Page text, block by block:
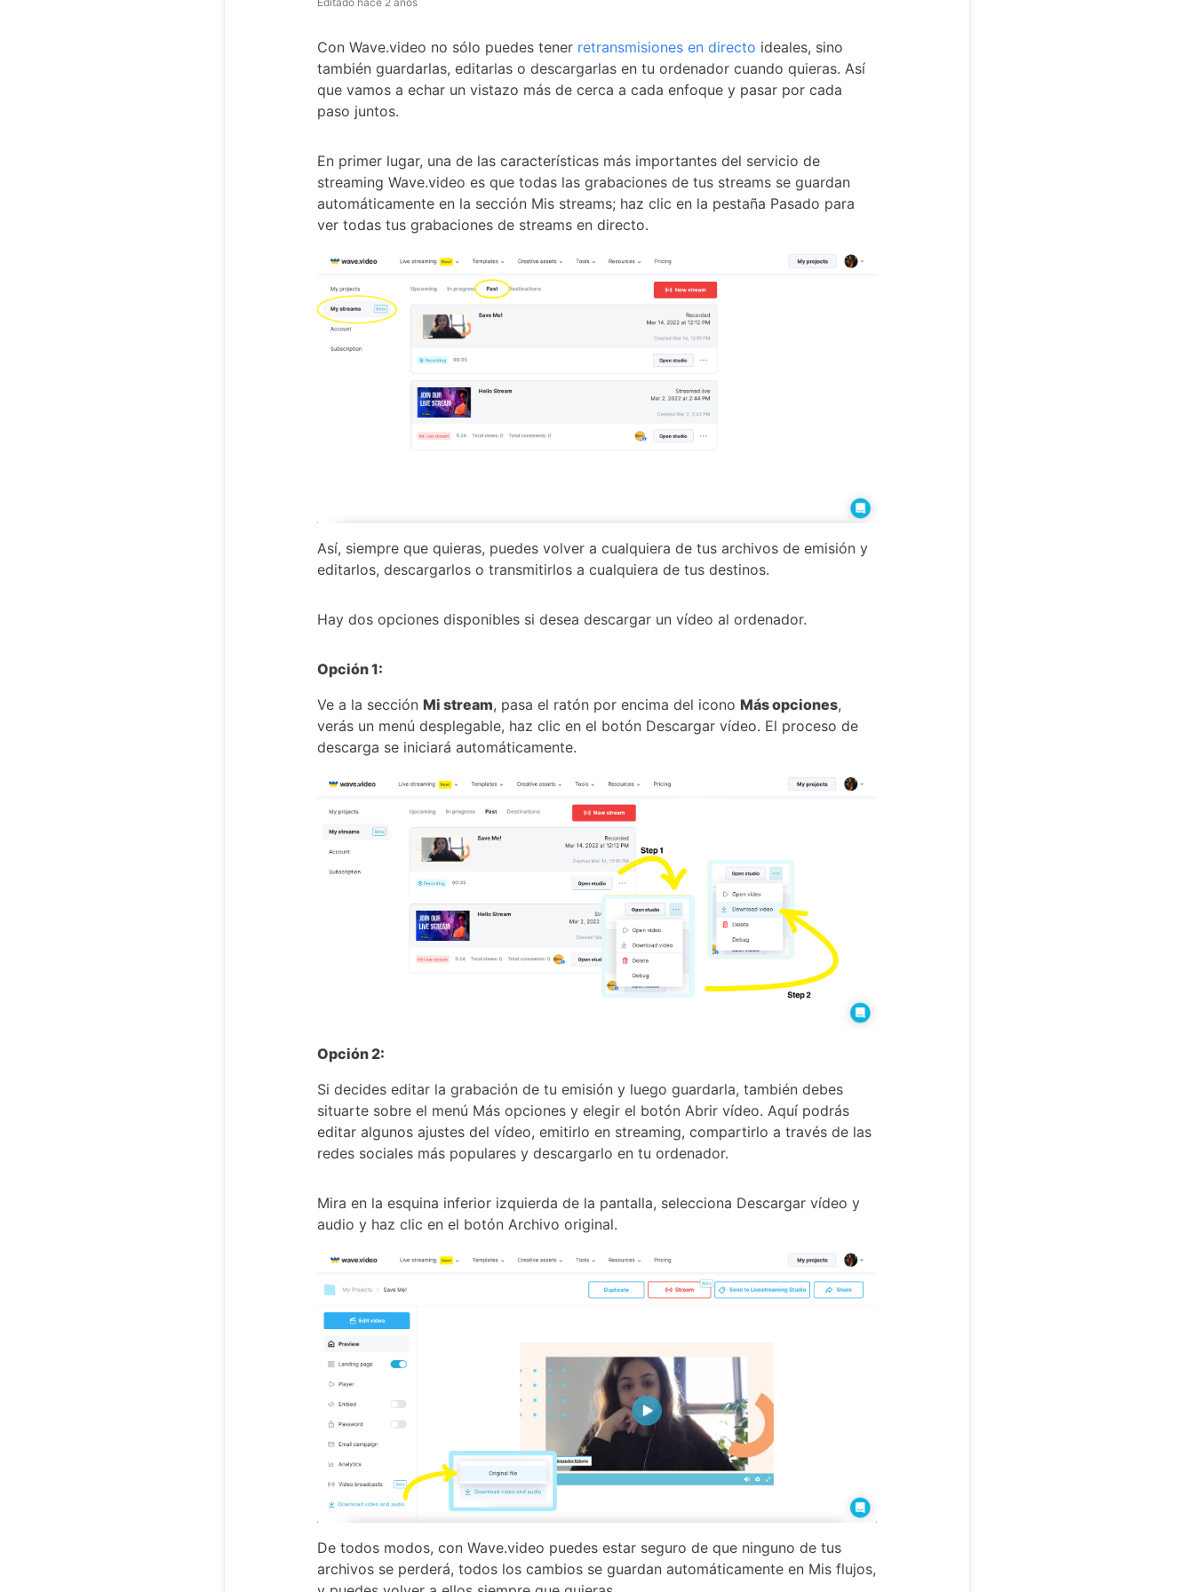
Con Wave.video no sólo puedes tener retransmisiones en directo ideales, sino
también guardarlas, editarlas o descargarlas en tu ordenador cuando quieras. Así
que vamos a echar un vistazo más de cerca a cada enfoque y pasar por cada
paso juntos.
En primer lugar, una de las características más importantes del servicio de
streaming Wave.video es que todas las grabaciones de tus streams se guardan
automáticamente en la sección Mis streams; haz clic en la pestaña Pasado para
ver todas tus grabaciones de streams en directo.
Así, siempre que quieras, puedes volver a cualquiera de tus archivos de emisión y
editarlos, descargarlos o transmitirlos a cualquiera de tus destinos.
Hay dos opciones disponibles si desea descargar un vídeo al ordenador.
Opción 1:
Ve a la sección Mi stream, pasa el ratón por encima del icono Más opciones,
verás un menú desplegable, haz clic en el botón Descargar vídeo. El proceso de
descarga se iniciará automáticamente.
Opción 2:
Si decides editar la grabación de tu emisión y luego guardarla, también debes
situarte sobre el menú Más opciones y elegir el botón Abrir vídeo. Aquí podrás
editar algunos ajustes del vídeo, emitirlo en streaming, compartirlo a través de las
redes sociales más populares y descargarlo en tu ordenador.
Mira en la esquina inferior izquierda de la pantalla, selecciona Descargar vídeo y
audio y haz clic en el botón Archivo original.
De todos modos, con Wave.video puedes estar seguro de que ninguno de tus
archivos se perderá, todos los cambios se guardan automáticamente en Mis flujos,